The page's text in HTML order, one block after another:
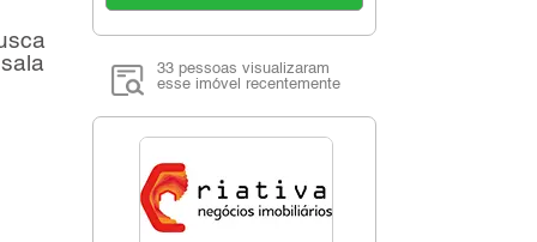
33 pessoas visualizaram
esse imóvel recentemente